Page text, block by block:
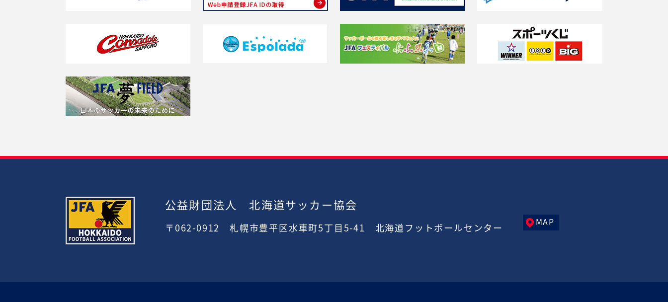
公益財団法人 北海道サッカー協会
〒062-0912 札幌市豊平区水車町5丁目5-41 北海道フットボールセンター MAP